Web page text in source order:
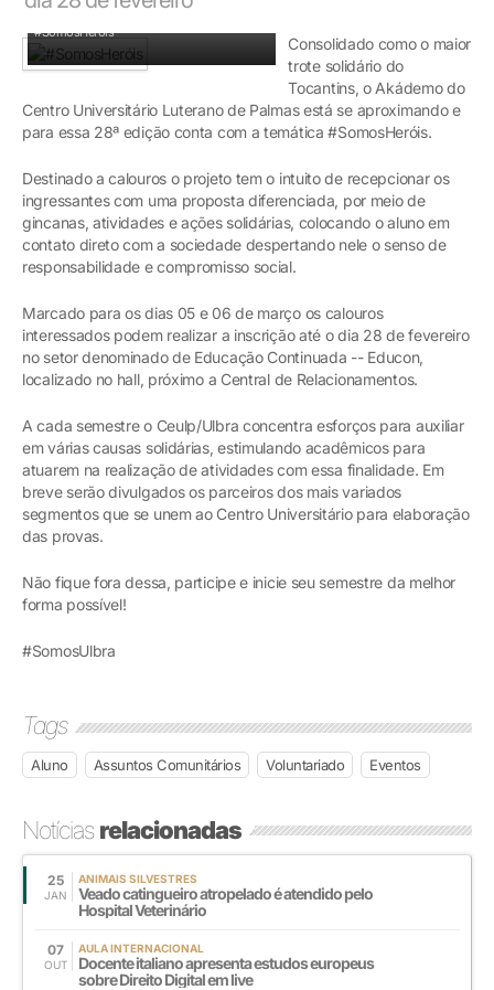
#SomosHeróis
Consolidado como o maior
trote solidário do
Tocantins, o Akádemo do
Centro Universitário Luterano de Palmas está se aproximando e
para essa 28ª edição conta com a temática #SomosHeróis.
Destinado a calouros o projeto tem o intuito de recepcionar os
ingressantes com uma proposta diferenciada, por meio de
gincanas, atividades e ações solidárias, colocando o aluno em
contato direto com a sociedade despertando nele o senso de
responsabilidade e compromisso social.
Marcado para os dias 05 e 06 de março os calouros
interessados podem realizar a inscrição até o dia 28 de fevereiro
no setor denominado de Educação Continuada -- Educon,
localizado no hall, próximo a Central de Relacionamentos.
A cada semestre o Ceulp/Ulbra concentra esforços para auxiliar
em várias causas solidárias, estimulando acadêmicos para
atuarem na realização de atividades com essa finalidade. Em
breve serão divulgados os parceiros dos mais variados
segmentos que se unem ao Centro Universitário para elaboração
das provas.
Não fique fora dessa, participe e inicie seu semestre da melhor
forma possível!
#SomosUlbra
Tags
Aluno Assuntos Comunitários Voluntariado Eventos
Notíciasrelacionadas
25
JAN
ANIMAIS SILVESTRES
Veado catingueiro atropelado é atendido pelo
Hospital Veterinário
07
OUT
AULA INTERNACIONAL
Docente italiano apresenta estudos europeus
sobre Direito Digital em live